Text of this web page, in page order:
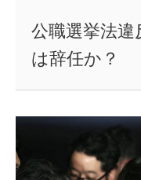
公職選挙法違
は辞任か？